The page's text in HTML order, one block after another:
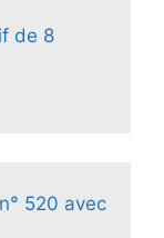
de 8
520 avec